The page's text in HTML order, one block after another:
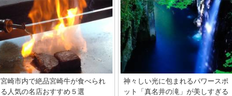
のがあるのはご存知ですか？特徴は書い
て字のごとく、ニンニクと唐辛子から生
み出される旨味のある辛さ！そしてもう
一つはこんにゃく麺。しかし、こんにゃ
くを使っているわけではなく、小麦粉と
そば粉で作られていますが、食感がこん
にゃくに似ているためそう呼ばれていま
す。専門店もたくさんあり、今回は中で
もオススメのお店を5店舗ご紹介いたし
ます。
グルメ大国日本の中で、今回は「宮崎
県」のランチに注目して紹介します。宮
崎県と言えば、宮崎県地鶏炭火焼や、冷
や汁など宮崎の名物グルメがいっぱいあ
ります！他にも旅行の合間に、気軽に安
いランチを探している人が多いのでは？
迷ったときにぜひ、こちらのページをチ
ェックしてくださいね。
宮崎市内で絶品宮崎牛が食べられ
る人気の名店おすすめ５選
神々しい光に包まれるパワースポ
ット「真名井の滝」が美しすぎる